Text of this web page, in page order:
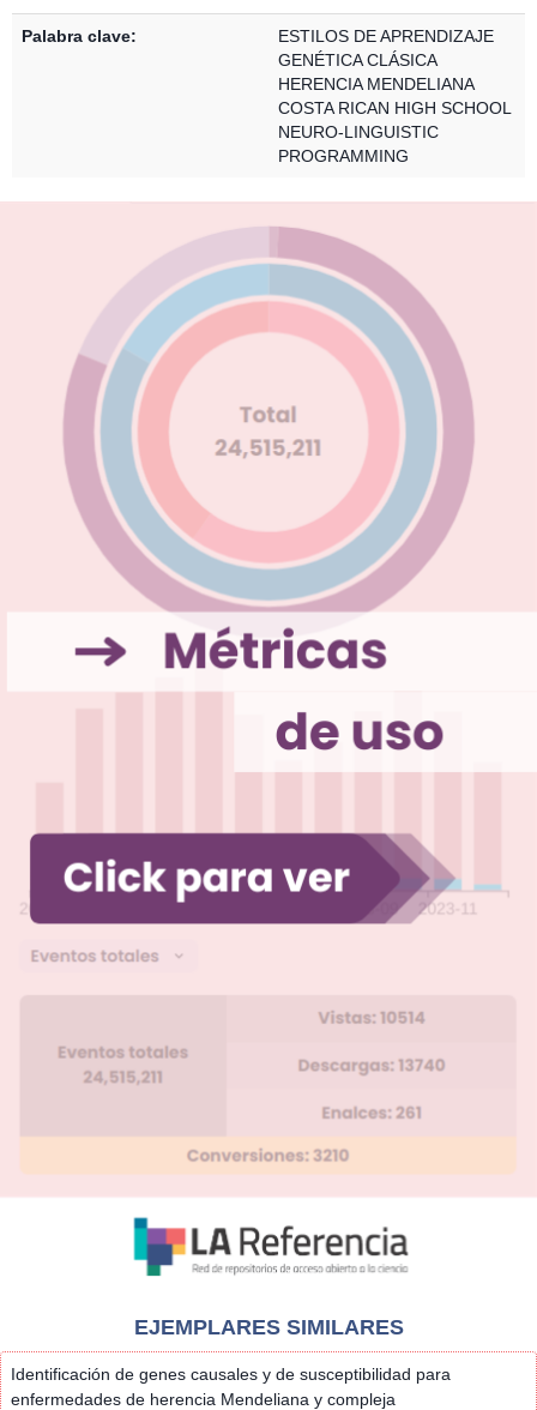
Palabra clave:
ESTILOS DE APRENDIZAJE
GENÉTICA CLÁSICA
HERENCIA MENDELIANA
COSTA RICAN HIGH SCHOOL
NEURO-LINGUISTIC
PROGRAMMING
EJEMPLARES SIMILARES
Identificación de genes causales y de susceptibilidad para
enfermedades de herencia Mendeliana y compleja